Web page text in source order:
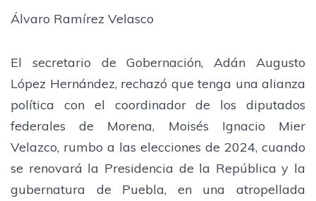
Álvaro Ramírez Velasco
El secretario de Gobernación, Adán Augusto
López Hernández, rechazó que tenga una alianza
política con el coordinador de los diputados
federales de Morena, Moisés Ignacio Mier
Velazco, rumbo a las elecciones de 2024, cuando
se renovará la Presidencia de la República y la
gubernatura de Puebla, en una atropellada